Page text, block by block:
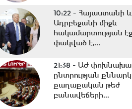
10:22 - Հայաստանի և
Ադրբեջանի միջև
հակամարտության
փակված է,...
21:38 - ԱԺ
ընտրության
քաղաքական թեժ
բանավեճերի...